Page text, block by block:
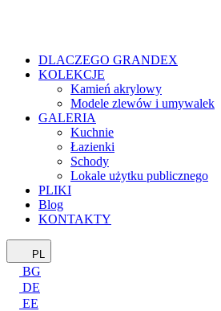
DLACZEGO GRANDEX
KOLEKCJE
Kamień akrylowy
Modele zlewów i umywalek
GALERIA
Kuchnie
Łazienki
Schody
Lokale użytku publicznego
PLIKI
Blog
KONTAKTY
PL
BG
DE
EE